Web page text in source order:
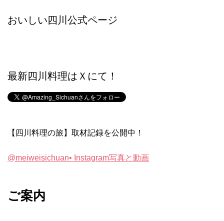
おいしい四川公式ページ
最新四川料理はＸにて！
【四川料理の旅】取材記録を公開中！
@meiweisichuan• Instagram写真と動画
ご案内